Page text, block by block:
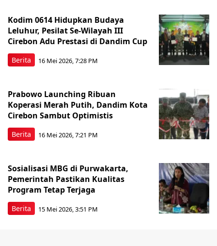
Berita
Kodim 0614 Hidupkan Budaya
Leluhur, Pesilat Se-Wilayah III
Cirebon Adu Prestasi di Dandim Cup
16 Mei 2026, 7:28 PM
Berita
Prabowo Launching Ribuan
Koperasi Merah Putih, Dandim Kota
Cirebon Sambut Optimistis
16 Mei 2026, 7:21 PM
Berita
Sosialisasi MBG di Purwakarta,
Pemerintah Pastikan Kualitas
Program Tetap Terjaga
15 Mei 2026, 3:51 PM